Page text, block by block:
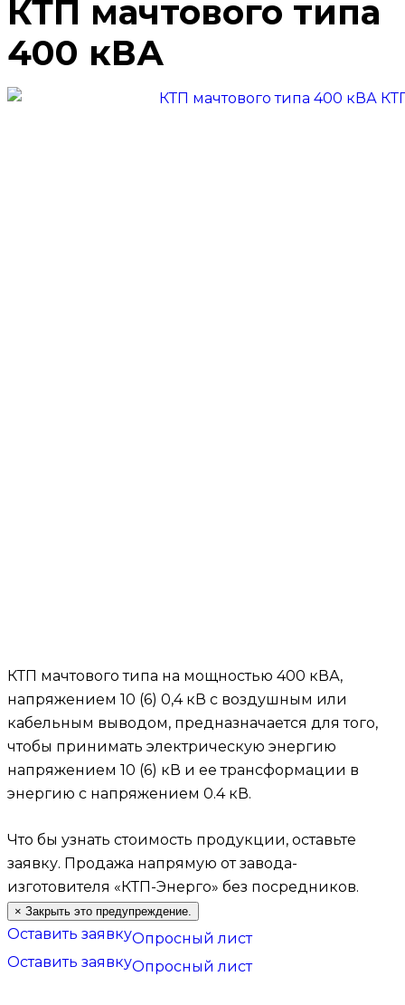
КТП мачтового типа
400 кВА
КТП мачтового типа на мощностью 400 кВА,
напряжением 10 (6) 0,4 кВ с воздушным или
кабельным выводом, предназначается для того,
чтобы принимать электрическую энергию
напряжением 10 (6) кВ и ее трансформации в
энергию с напряжением 0.4 кВ.
Что бы узнать стоимость продукции, оставьте
заявку. Продажа напрямую от завода-
изготовителя «КТП-Энерго» без посредников.
× Закрыть это предупреждение.
Оставить заявкуОпросный лист
Оставить заявкуОпросный лист